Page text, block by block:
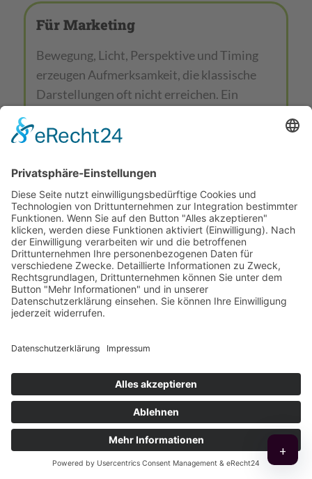
Für Marketing
Bewegung, Licht, Perspektive und Timing
erzeugen Aufmerksamkeit, die klassische
Darstellungen oft nicht erreichen. Ein
einem prägnanten Markenerlebnis und
macht.
Für Präsentationen
Ob Website, Messe, Pitch oder MS Teams:
Ein Showreel fasst Stärken in wenigen
Sekunden zusammen und schafft einen
einer Präsentation ein wirkungsvoller
Auftritt, der im Kopf bleibt.
So wird aus visueller Inszenierung ein
+